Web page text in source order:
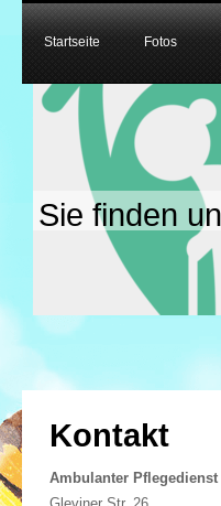
Startseite Fotos
Sie finden
Kontakt
Ambulanter Pflegedienst